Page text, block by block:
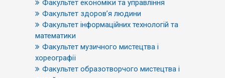
Факультет економіки та управління
Факультет здоров’я людини
Факультет інформаційних технологій та
математики
Факультет музичного мистецтва і
хореографії
Факультет образотворчого мистецтва і